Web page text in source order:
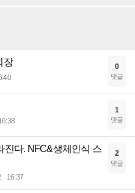
장 0
댓글
1
댓글
진다. NFC&생체인식 스
16:37
2
댓글